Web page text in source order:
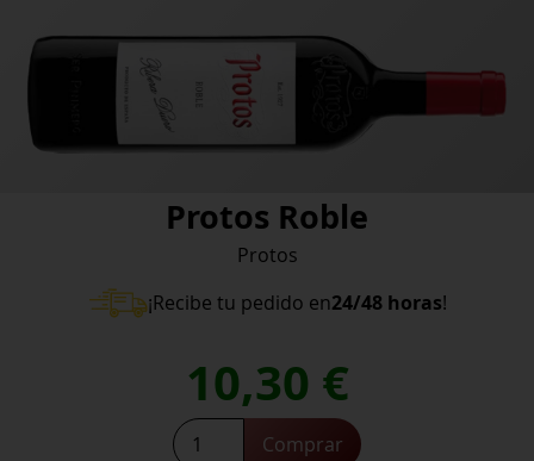
Protos Roble
Protos
¡Recibe tu pedido en24/48 horas!
10,30 €
Protos
Comprar